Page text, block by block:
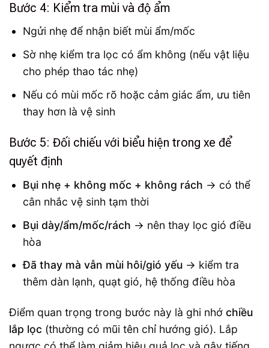
Bước 4: Kiểm tra mùi và độ ẩm
Ngửi nhẹ để nhận biết mùi ẩm/mốc
Sờ nhẹ kiểm tra lọc có ẩm không (nếu vật liệu
cho phép thao tác nhẹ)
Nếu có mùi mốc rõ hoặc cảm giác ẩm, ưu tiên
thay hơn là vệ sinh
Bước 5: Đối chiếu với biểu hiện trong xe để
quyết định
Bụi nhẹ + không mốc + không rách → có thể
cân nhắc vệ sinh tạm thời
Bụi dày/ẩm/mốc/rách → nên thay lọc gió điều
hòa
Đã thay mà vẫn mùi hôi/gió yếu→ kiểm tra
thêm dàn lạnh, quạt gió, hệ thống điều hòa
Điểm quan trọng trong bước này là ghi nhớ chiều
lắp lọc (thường có mũi tên chỉ hướng gió). Lắp